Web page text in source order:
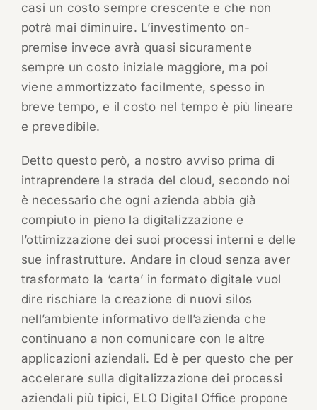
casi un costo sempre crescente e che non
potrà mai diminuire. L’investimento on-
premise invece avrà quasi sicuramente
sempre un costo iniziale maggiore, ma poi
viene ammortizzato facilmente, spesso in
breve tempo, e il costo nel tempo è più lineare
e prevedibile.
Detto questo però, a nostro avviso prima di
intraprendere la strada del cloud, secondo noi
è necessario che ogni azienda abbia già
compiuto in pieno la digitalizzazione e
l’ottimizzazione dei suoi processi interni e delle
sue infrastrutture. Andare in cloud senza aver
trasformato la ‘carta’ in formato digitale vuol
dire rischiare la creazione di nuovi silos
nell’ambiente informativo dell’azienda che
continuano a non comunicare con le altre
applicazioni aziendali. Ed è per questo che per
accelerare sulla digitalizzazione dei processi
aziendali più tipici, ELO Digital Office propone